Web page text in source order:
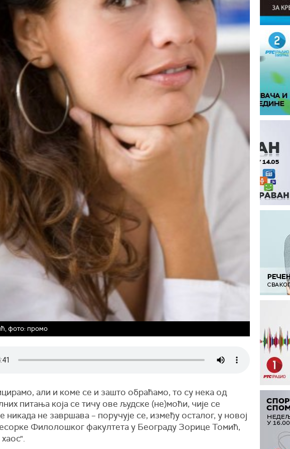
фото: промо
али и коме се и зашто обраћамо, то су нека од
питања која се тичу ове људске (не)моћи, чије се
никада не завршава – поручује се, између осталог, у новој
Филолошког факултета у Београду Зорице Томић,